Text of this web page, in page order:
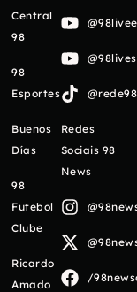
Central
98
98
Esportes
Buenos
Días
98
Futebol
Clube
Ricardo
Amado
Redes
Sociais 98
News
/